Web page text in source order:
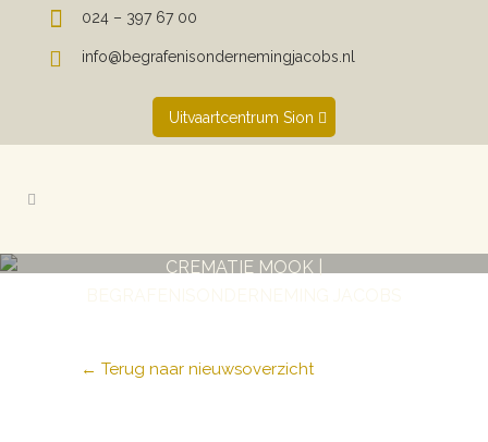
024 – 397 67 00
info@begrafenisondernemingjacobs.nl
Uitvaartcentrum Sion
CREMATIE MOOK |
← Terug naar nieuwsoverzicht